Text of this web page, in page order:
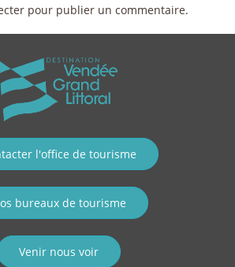
pour publier un commentaire.
l'office de tourisme
bureaux de tourisme
Venir nous voir